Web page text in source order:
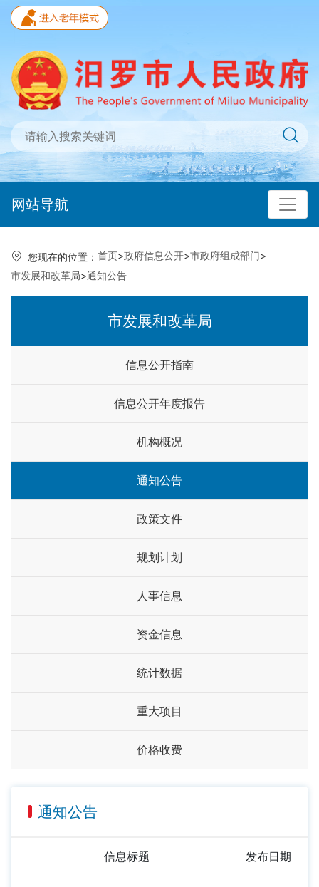
网站导航
您现在的位置： 首页>政府信息公开>市政府组成部门>
市发展和改革局>通知公告
市发展和改革局
信息公开指南
信息公开年度报告
机构概况
通知公告
政策文件
规划计划
人事信息
资金信息
统计数据
重大项目
价格收费
通知公告
信息标题 发布日期